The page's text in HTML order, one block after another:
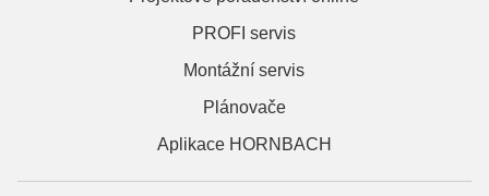
PROFI servis
Montážní servis
Plánovače
Aplikace HORNBACH